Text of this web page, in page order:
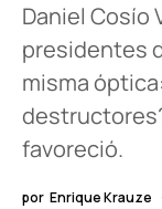
Daniel Cosío
presidentes
misma
favoreció.
por Enrique Krauze